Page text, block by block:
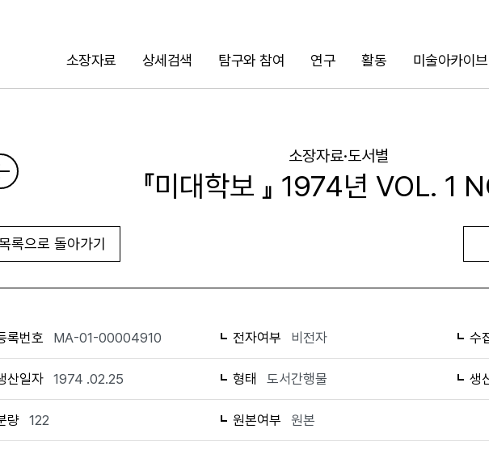
소장자료 상세검색 탐구와 참여 연구 활동 미술아카이브
검색
소장자료·도서별
『미대학보 』 1974년 VOL. 1
록으로 돌아가기
록번호 MA-01-00004910 전자여부 비전자 수
산일자 1974 .02.25 형태 도서간행물 생
량 122 원본여부 원본